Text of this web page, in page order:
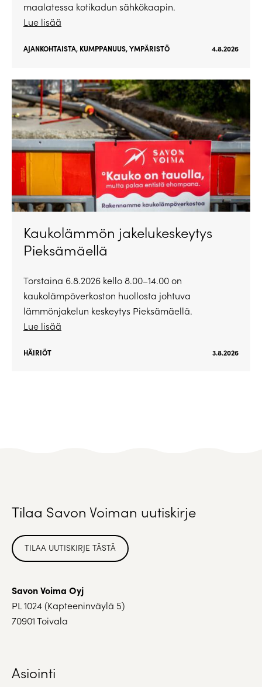
maalatessa kotikadun sähkökaapin.
Lue lisää
AJANKOHTAISTA, KUMPPANUUS,YMPÄRISTÖ 4.8.2026
Kaukolämmön jakelukeskeytys
Pieksämäellä
Torstaina 6.8.2026 kello 8.00–14.00 on
kaukolämpöverkoston huollosta johtuva
lämmönjakelun keskeytys Pieksämäellä.
Lue lisää
HÄIRIÖT 3.8.2026
Tilaa Savon Voiman uutiskirje
TILAA UUTISKIRJE TÄSTÄ
Savon Voima Oyj
PL 1024 (Kapteeninväylä 5)
70901 Toivala
Asiointi